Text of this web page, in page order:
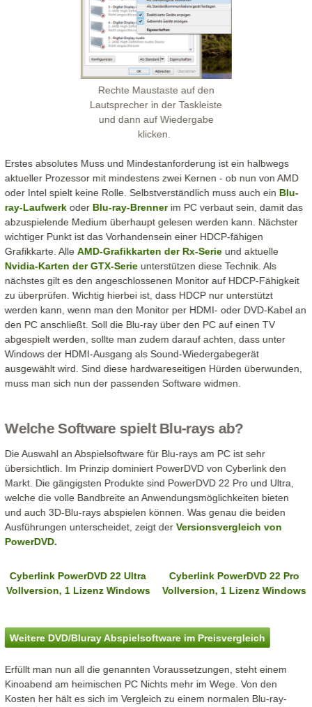
Rechte Maustaste auf den
Lautsprecher in der Taskleiste
und dann auf Wiedergabe
klicken.
Erstes absolutes Muss und Mindestanforderung ist ein halbwegs
aktueller Prozessor mit mindestens zwei Kernen - ob nun von AMD
oder Intel spielt keine Rolle. Selbstverständlich muss auch einBlu-
ray-Laufwerk oderBlu-ray-Brennerim PC verbaut sein, damit das
abzuspielende Medium überhaupt gelesen werden kann. Nächster
wichtiger Punkt ist das Vorhandensein einer HDCP-fähigen
Grafikkarte. AlleAMD-Grafikkarten der Rx-Serie und aktuelle
Nvidia-Karten der GTX-Serie unterstützen diese Technik. Als
nächstes gilt es den angeschlossenen Monitor auf HDCP-Fähigkeit
zu überprüfen. Wichtig hierbei ist, dass HDCP nur unterstützt
werden kann, wenn man den Monitor per HDMI- oder DVD-Kabel an
den PC anschließt. Soll die Blu-ray über den PC auf einen TV
abgespielt werden, sollte man zudem darauf achten, dass unter
Windows der HDMI-Ausgang als Sound-Wiedergabegerät
ausgewählt wird. Sind diese hardwareseitigen Hürden überwunden,
muss man sich nun der passenden Software widmen.
Welche Software spielt Blu-rays ab?
Die Auswahl an Abspielsoftware für Blu-rays am PC ist sehr
übersichtlich. Im Prinzip dominiert PowerDVD von Cyberlink den
Markt. Die gängigsten Produkte sind PowerDVD 22 Pro und Ultra,
welche die volle Bandbreite an Anwendungsmöglichkeiten bieten
und auch 3D-Blu-rays abspielen können. Was genau die beiden
Ausführungen unterscheidet, zeigt derVersionsvergleich von
PowerDVD.
Cyberlink PowerDVD 22 Ultra
Vollversion, 1 Lizenz Windows
Cyberlink PowerDVD 22 Pro
Vollversion, 1 Lizenz Windows
Weitere DVD/Bluray Abspielsoftware im Preisvergleich
Erfüllt man nun all die genannten Voraussetzungen, steht einem
Kinoabend am heimischen PC Nichts mehr im Wege. Von den
Kosten her hält es sich im Vergleich zu einem normalen Blu-ray-